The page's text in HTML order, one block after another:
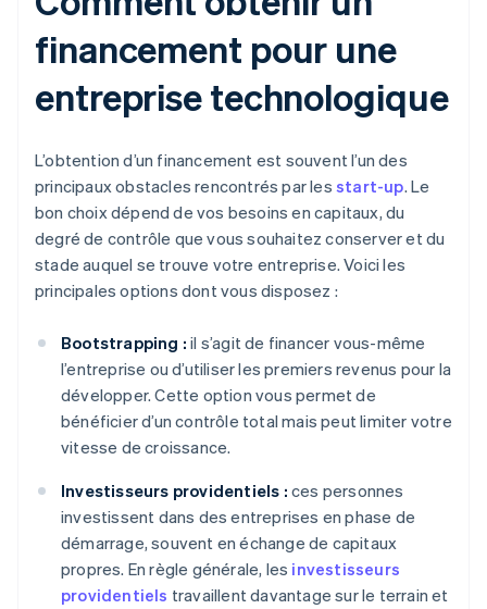
financement pour une
entreprise technologique
L’obtention d’un financement est souvent l’un des
principaux obstacles rencontrés par les start-up. Le
bon choix dépend de vos besoins en capitaux, du
degré de contrôle que vous souhaitez conserver et du
stade auquel se trouve votre entreprise. Voici les
principales options dont vous disposez :
Bootstrapping : il s’agit de financer vous-même
l’entreprise ou d’utiliser les premiers revenus pour la
développer. Cette option vous permet de
bénéficier d’un contrôle total mais peut limiter votre
vitesse de croissance.
Investisseurs providentiels : ces personnes
investissent dans des entreprises en phase de
démarrage, souvent en échange de capitaux
propres. En règle générale, les investisseurs
providentiels travaillent davantage sur le terrain et